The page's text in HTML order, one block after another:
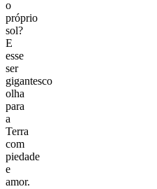
o
próprio
sol?
E
esse
ser
gigantesco
olha
para
a
Terra
com
piedade
e
amor.